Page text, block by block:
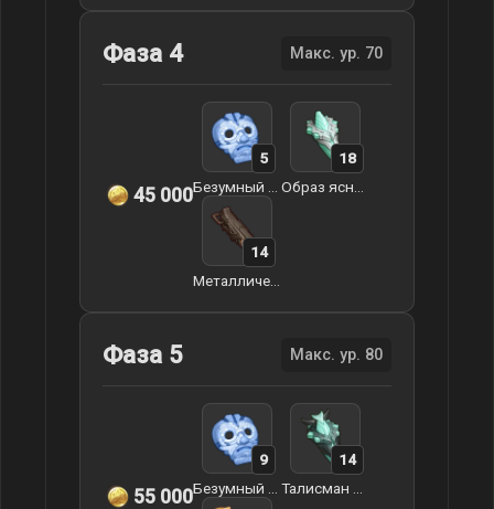
Фаза 4 Макс. ур. 70
45 000
5
18
14
Фаза 5 Макс. ур. 80
55 000
9
14